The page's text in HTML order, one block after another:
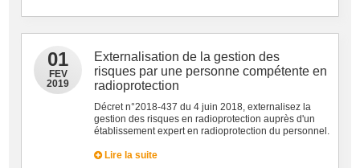
01
FEV
2019
Externalisation de la gestion des
risques par une personne compétente en
radioprotection
Décret n°2018-437 du 4 juin 2018, externalisez la
gestion des risques en radioprotection auprès d'un
établissement expert en radioprotection du personnel.
Lire la suite